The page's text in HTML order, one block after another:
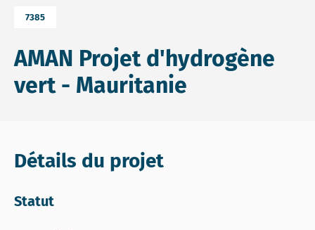
7385
AMAN Projet d'hydrogène
vert - Mauritanie
Détails du projet
Statut